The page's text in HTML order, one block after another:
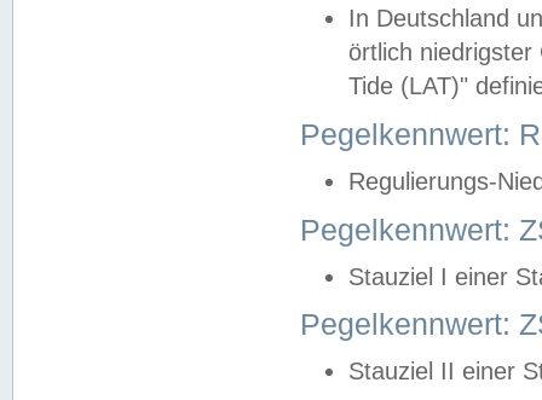
In Deutschland
örtlich
Tide (LAT)"
Pegelkennwert:
Regulierungs-
Pegelkennwert:
Stauziel I einer
Pegelkennwert:
Stauziel II einer